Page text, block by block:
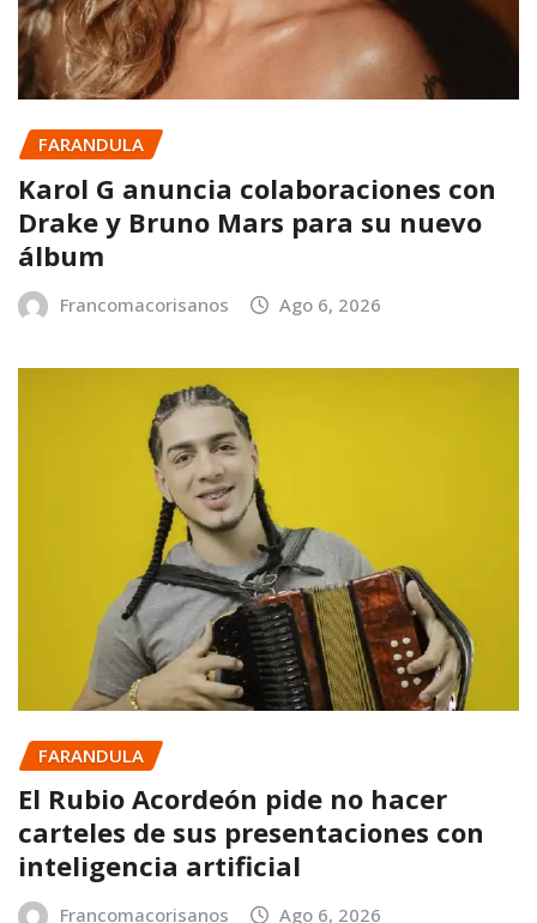
FARANDULA
Karol G anuncia colaboraciones con
Drake y Bruno Mars para su nuevo
álbum
Francomacorisanos Ago 6, 2026
FARANDULA
El Rubio Acordeón pide no hacer
carteles de sus presentaciones con
inteligencia artificial
Francomacorisanos Ago 6, 2026